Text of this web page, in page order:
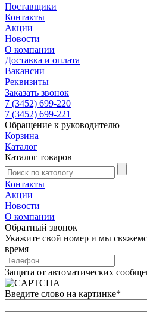
Поставщики
Контакты
Акции
Новости
О компании
Доставка и оплата
Вакансии
Реквизиты
Заказать звонок
7 (3452) 699-220
7 (3452) 699-221
Обращение к руководителю
Корзина
Каталог
Каталог товаров
Контакты
Акции
Новости
О компании
Обратный звонок
Укажите свой номер и мы
время
Защита от автоматических
Введите слово на картинке*